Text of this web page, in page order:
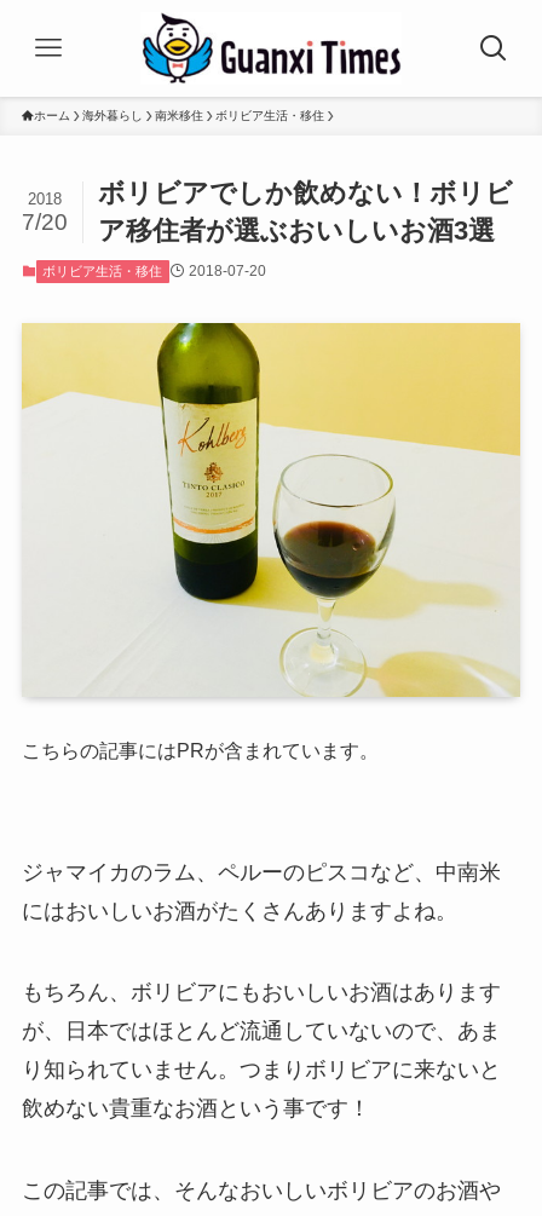
ホーム 海外暮らし 南米移住 ボリビア生活・移住
ボリビアでしか飲めない！ボリビ
ア移住者が選ぶおいしいお酒3選
2018
7/20
ボリビア生活・移住 2018-07-20
こちらの記事にはPRが含まれています。
ジャマイカのラム、ペルーのピスコなど、中南米
にはおいしいお酒がたくさんありますよね。
もちろん、ボリビアにもおいしいお酒はあります
が、日本ではほとんど流通していないので、あま
り知られていません。つまりボリビアに来ないと
飲めない貴重なお酒という事です！
この記事では、そんなおいしいボリビアのお酒や